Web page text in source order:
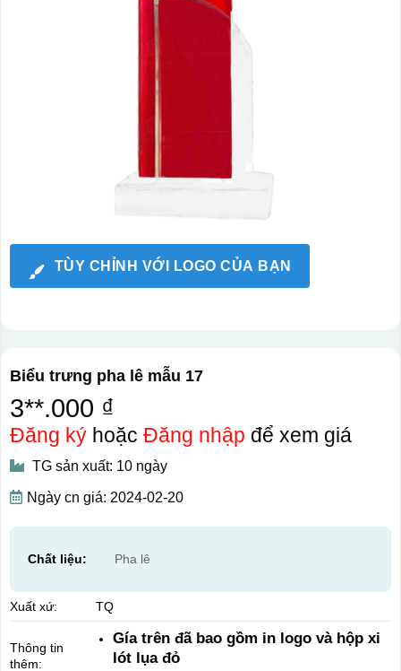
TÙY CHỈNH VỚI LOGO CỦA BẠN
Biểu trưng pha lê mẫu 17
3**.000 ₫
Đăng kýhoặc Đăng nhập để xem giá
TG sản xuất: 10 ngày
Ngày cn giá: 2024-02-20
Chất liệu: Pha lê
Xuất xứ: TQ
Thông tin
thêm:
Gía trên đã bao gồm in logo và hộp xi
lót lụa đỏ